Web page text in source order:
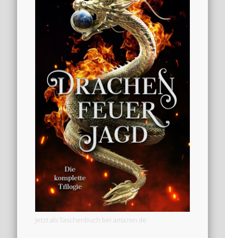
Jetzt als Taschenbuch bei amazon.de